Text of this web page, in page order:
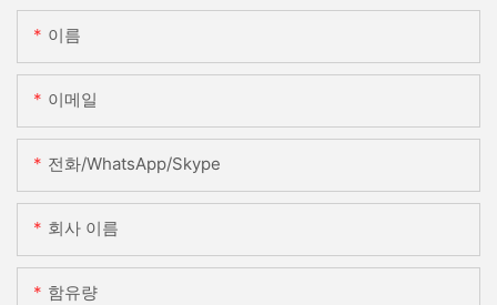
이름
이메일
전화/WhatsApp/Skype
회사 이름
함유량